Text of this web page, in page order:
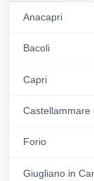
Anacapri
Bacoli
Capri
Castellammare
Forio
Giugliano in